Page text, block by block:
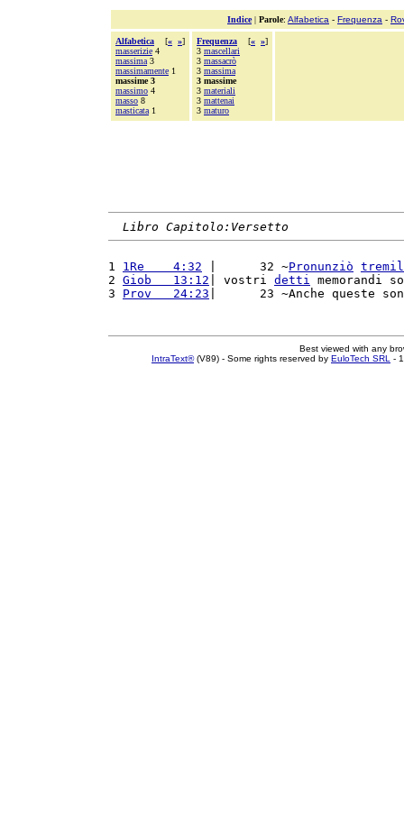
Indice| Parole: Alfabetica - Frequenza -
Alfabetica [« »]
masserizie 4
massima 3
massimamente 1
massime 3
massimo 4
masso 8
masticata 1
Frequenza [« »]
3 mascellari
3 massacrò
3 massima
3 massime
3 materiali
3 mattenai
3 maturo
Libro Capitolo:Versetto
1 1Re    4:32 |      32 ~Pronunziò
2 Giob   13:12 | vostri detti memorandi
3 Prov   24:23 |      23 ~Anche queste
Best viewed with any
IntraText®(V89) - Some rights reserved by EuloTech SRL -